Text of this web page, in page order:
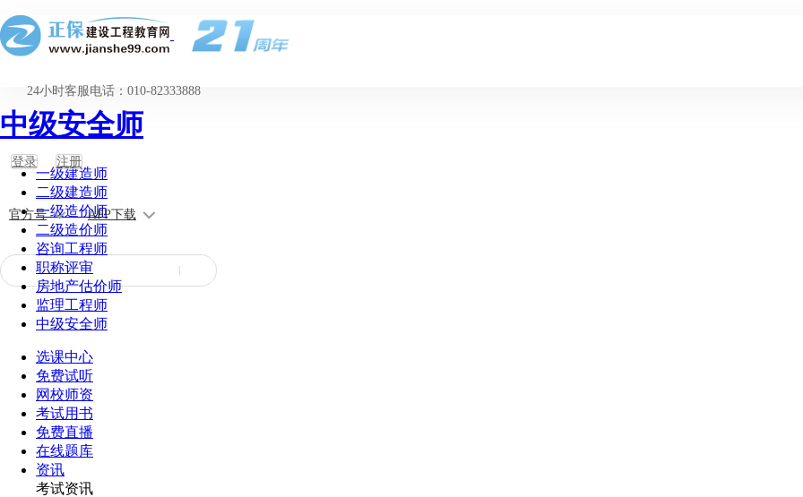
24小时客服电话：010-82333888
登录 注册
官方号 APP下载
中级安全师
一级建造师
二级建造师
一级造价师
二级造价师
咨询工程师
职称评审
房地产估价师
监理工程师
中级安全师
选课中心
免费试听
网校师资
考试用书
免费直播
在线题库
资讯
考试资讯